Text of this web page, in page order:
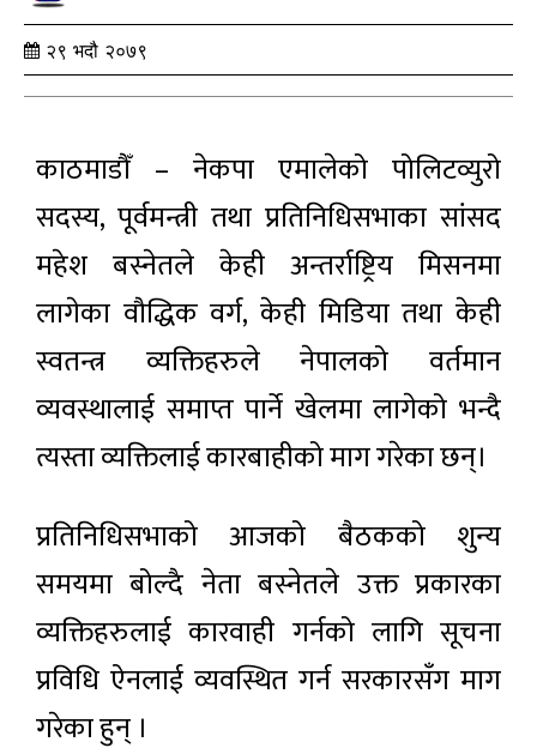
२९ भदौ २०७९
काठमाडौँ – नेकपा एमालेको पोलिटव्युरो
सदस्य, पूर्वमन्त्री तथा प्रतिनिधिसभाका सांसद
महेश बस्नेतले केही अन्तर्राष्ट्रिय मिसनमा
लागेका वौद्धिक वर्ग, केही मिडिया तथा केही
स्वतन्त्र व्यक्तिहरुले नेपालको वर्तमान
व्यवस्थालाई समाप्त पार्ने खेलमा लागेको भन्दै
त्यस्ता व्यक्तिलाई कारबाहीको माग गरेका छन्।
प्रतिनिधिसभाको आजको बैठकको शुन्य
समयमा बोल्दै नेता बस्नेतले उक्त प्रकारका
व्यक्तिहरुलाई कारवाही गर्नको लागि सूचना
प्रविधि ऐनलाई व्यवस्थित गर्न सरकारसँग माग
गरेका हुन् ।